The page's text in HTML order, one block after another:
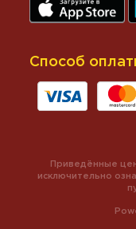
Способ
Приведённые
исключительно